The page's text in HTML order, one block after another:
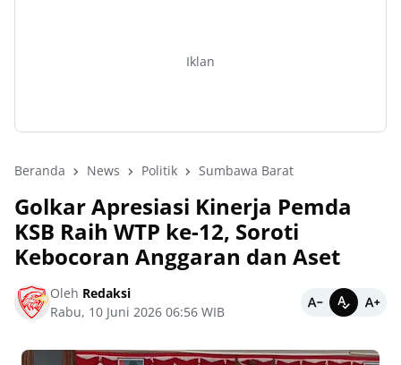
Iklan
Beranda News Politik Sumbawa Barat
Golkar Apresiasi Kinerja Pemda
KSB Raih WTP ke-12, Soroti
Kebocoran Anggaran dan Aset
Oleh Redaksi
Rabu, 10 Juni 2026 06:56 WIB